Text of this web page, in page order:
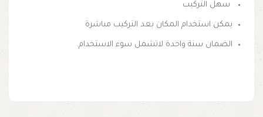
سهل التركيب
يمكن استخدام المكان بعد التركيب مباشرة
الضمان سنة واحدة لاتشمل سوء الاستخدام.